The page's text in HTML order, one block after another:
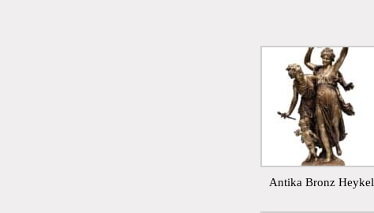
Antika Bronz Heykel